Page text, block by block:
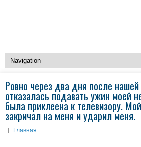
Ровно через два дня после
отказалась подавать ужин моей
была приклеена к телевизору.
закричал на меня и ударил меня.
Главная